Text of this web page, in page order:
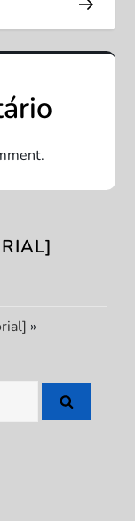
»